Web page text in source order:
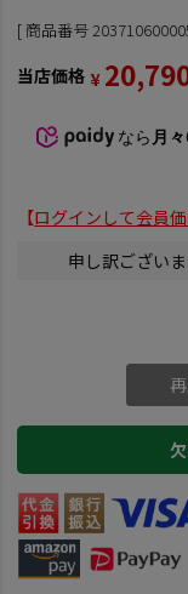
商品番号
当店価格 ¥
なら 月
【ログインして会員
申し訳ござい